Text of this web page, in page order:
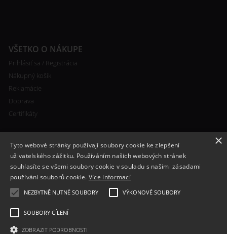
VŠETKO O NÁKUPE
Prihlásiť sa / Registrácia
Nákupný košík
Reklamácie
Doprava
Certifikáty
RYCHLÝ KONTAKT
+420 608 138 367
info@bomba-cig.sk
×
Tyto webové stránky používají soubory cookie ke zlepšení
uživatelského zážitku. Používáním našich webových stránek
souhlasíte se všemi soubory cookie v souladu s našimi zásadami
používání souborů cookie. Více informací
NEZBYTNĚ NUTNÉ SOUBORY VÝKONOVÉ SOUBORY
SOUBORY CÍLENÍ
ZOBRAZIT PODROBNOSTI